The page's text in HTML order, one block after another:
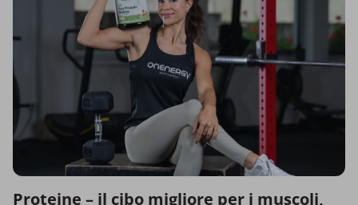
Proteine – il cibo migliore per i muscoli,